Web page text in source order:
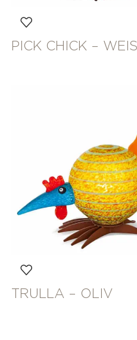
PICK CHICK – WEISS
TRULLA – OLIV